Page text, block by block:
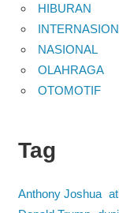
HIBURAN
NASIONAL
OLAHRAGA
OTOMOTIF
Tag
Anthony Joshua